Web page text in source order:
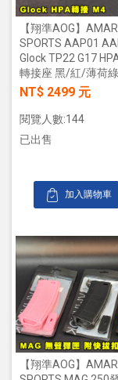
【翔準AOG】
SPORTS AAP01
Glock TP22 G17
轉接座 黑/紅/薄荷
NT$ 2499 元
閱覽人數:144
已出售
加入購物車
【翔準AOG】